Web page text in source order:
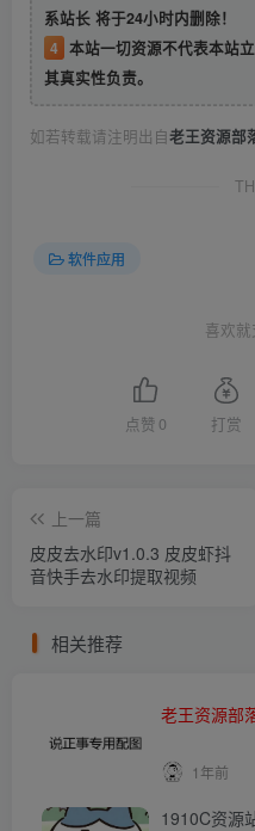
系站长 将于24小时内删除！
4 本站一切资源不代表本站
其真实性负责。
如若转载请注明出自老王资源部
软件应用
喜欢
点赞 0 打赏
上一篇
皮皮去水印v1.0.3 皮皮虾抖
音快手去水印提取视频
相关推荐
老王资源部
1年前
1910C资源